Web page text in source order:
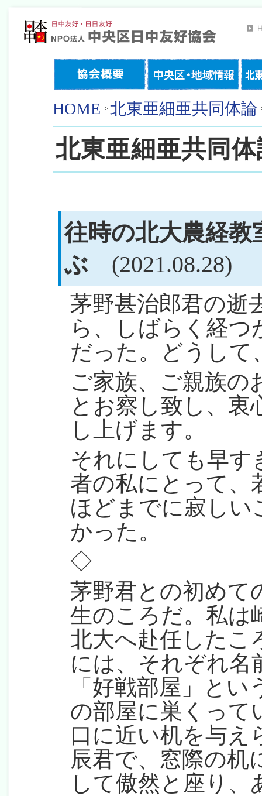
HOME 北東亜細亜共同体論
北東亜細亜共同
往時の北大農経教
ぶ (2021.08.28)
茅野甚治郎君の逝
ら、しばらく経つ
だった。どうして
ご家族、ご親族の
とお察し致し、衷
し上げます。
それにしても早す
者の私にとって、
ほどまでに寂しい
かった。
◇
茅野君との初めて
生のころだ。私は
北大へ赴任したこ
には、それぞれ名
「好戦部屋」と
の部屋に巣くって
口に近い机を与え
辰君で、窓際の机
して傲然と座り